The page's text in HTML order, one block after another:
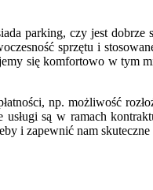
parking, czy jest dobrze
sprzętu i
się komfortowo w tym
np. możliwość
są w ramach
i zapewnić nam